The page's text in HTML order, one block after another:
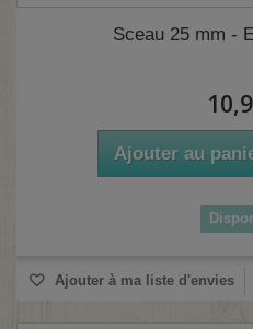
Sceau 25 mm -
Ajouter au
Ajouter à ma liste d'envies